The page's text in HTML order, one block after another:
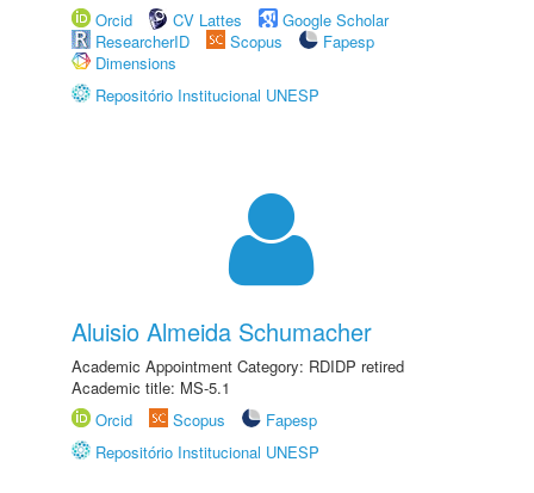
Orcid
CV Lattes
Google Scholar
ResearcherID
Scopus
Fapesp
Dimensions
Repositório Institucional UNESP
Aluisio Almeida Schumacher
Academic Appointment Category: RDIDP retired
Academic title: MS-5.1
Orcid
Scopus
Fapesp
Repositório Institucional UNESP